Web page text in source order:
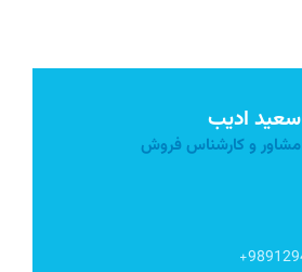
سعید ادیب
مشاور و کارشناس فروش